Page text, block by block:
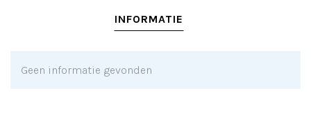
INFORMATIE
Geen informatie gevonden